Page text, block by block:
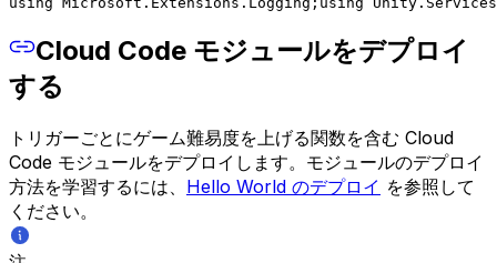
Cloud Code モジュールをデプロイ
する
トリガーごとにゲーム難易度を上げる関数を含む Cloud
Code モジュールをデプロイします。モジュールのデプロイ
方法を学習するには、 Hello World のデプロイ を参照して
ください。